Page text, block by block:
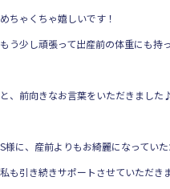
めちゃくちゃ嬉しいです！
もう少し頑張って出産前の体重にも持
と、前向きなお言葉をいただきました♪
S様に、産前よりもお綺麗になってい
私も引き続きサポートさせていただき